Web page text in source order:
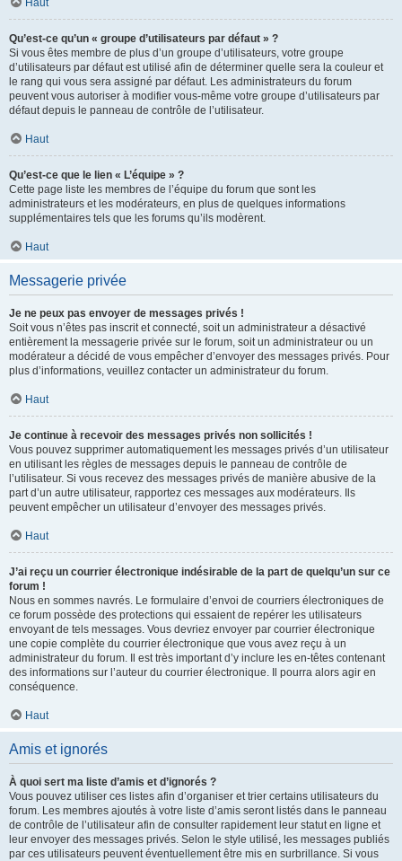
Haut
Qu’est-ce qu’un « groupe d’utilisateurs par défaut » ?
Si vous êtes membre de plus d’un groupe d’utilisateurs, votre groupe
d’utilisateurs par défaut est utilisé afin de déterminer quelle sera la couleur et
le rang qui vous sera assigné par défaut. Les administrateurs du forum
peuvent vous autoriser à modifier vous-même votre groupe d’utilisateurs par
défaut depuis le panneau de contrôle de l’utilisateur.
Haut
Qu’est-ce que le lien « L’équipe » ?
Cette page liste les membres de l’équipe du forum que sont les
administrateurs et les modérateurs, en plus de quelques informations
supplémentaires tels que les forums qu’ils modèrent.
Haut
Messagerie privée
Je ne peux pas envoyer de messages privés !
Soit vous n’êtes pas inscrit et connecté, soit un administrateur a désactivé
entièrement la messagerie privée sur le forum, soit un administrateur ou un
modérateur a décidé de vous empêcher d’envoyer des messages privés. Pour
plus d’informations, veuillez contacter un administrateur du forum.
Haut
Je continue à recevoir des messages privés non sollicités !
Vous pouvez supprimer automatiquement les messages privés d’un utilisateur
en utilisant les règles de messages depuis le panneau de contrôle de
l’utilisateur. Si vous recevez des messages privés de manière abusive de la
part d’un autre utilisateur, rapportez ces messages aux modérateurs. Ils
peuvent empêcher un utilisateur d’envoyer des messages privés.
Haut
J’ai reçu un courrier électronique indésirable de la part de quelqu’un sur ce
forum !
Nous en sommes navrés. Le formulaire d’envoi de courriers électroniques de
ce forum possède des protections qui essaient de repérer les utilisateurs
envoyant de tels messages. Vous devriez envoyer par courrier électronique
une copie complète du courrier électronique que vous avez reçu à un
administrateur du forum. Il est très important d’y inclure les en-têtes contenant
des informations sur l’auteur du courrier électronique. Il pourra alors agir en
conséquence.
Haut
Amis et ignorés
À quoi sert ma liste d’amis et d’ignorés ?
Vous pouvez utiliser ces listes afin d’organiser et trier certains utilisateurs du
forum. Les membres ajoutés à votre liste d’amis seront listés dans le panneau
de contrôle de l’utilisateur afin de consulter rapidement leur statut en ligne et
leur envoyer des messages privés. Selon le style utilisé, les messages publiés
par ces utilisateurs peuvent éventuellement être mis en surbrillance. Si vous